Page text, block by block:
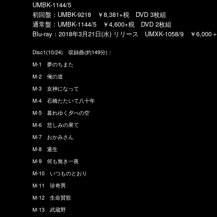
UMBK-1144/5
初回盤：UMBK-9218 ￥8,381+税 DVD 3枚組
通常盤：UMBK-1144/5 ￥4,600+税 DVD 2枚組
Blu-ray：2018年3月21日(水) リリース UMXK-1058/9 ￥6,000
Disc1(10/24) 収録曲(約149分)：
M-1 夢のちまた
M-2 俺の道
M-3 女神になって
M-4 石橋たたいて八十年
M-5 暮れゆく夕べの空
M-6 悲しみの果て
M-7 おかみさん
M-8 遁生
M-9 何も無き一夜
M-10 いつものとおり
M-11 珍奇男
M-12 生命賛歌
M-13 武蔵野